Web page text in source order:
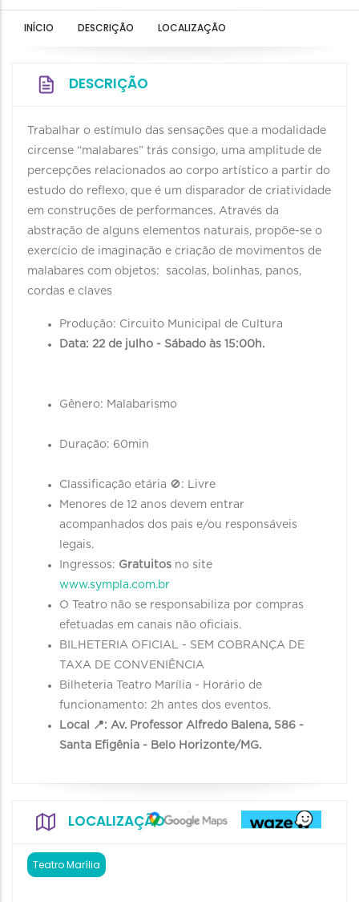
INÍCIO DESCRIÇÃO LOCALIZAÇÃO
DESCRIÇÃO
Trabalhar o estímulo das sensações que a modalidade
circense “malabares” trás consigo, uma amplitude de
percepções relacionados ao corpo artístico a partir do
estudo do reflexo, que é um disparador de criatividade
em construções de performances. Através da
abstração de alguns elementos naturais, propõe-se o
exercício de imaginação e criação de movimentos de
malabares com objetos: sacolas, bolinhas, panos,
cordas e claves
Produção: Circuito Municipal de Cultura
Data: 22 de julho - Sábado às 15:00h.
Gênero: Malabarismo
Duração: 60min
Classificação etária 🚫: Livre
Menores de 12 anos devem entrar
acompanhados dos pais e/ou responsáveis
legais.
Ingressos: Gratuitos no site
www.sympla.com.br
O Teatro não se responsabiliza por compras
efetuadas em canais não oficiais.
BILHETERIA OFICIAL - SEM COBRANÇA DE
TAXA DE CONVENIÊNCIA
Bilheteria Teatro Marília - Horário de
funcionamento: 2h antes dos eventos.
Local 📍: Av. Professor Alfredo Balena, 586 -
Santa Efigênia - Belo Horizonte/MG.
LOCALIZAÇÃO
Teatro Marília